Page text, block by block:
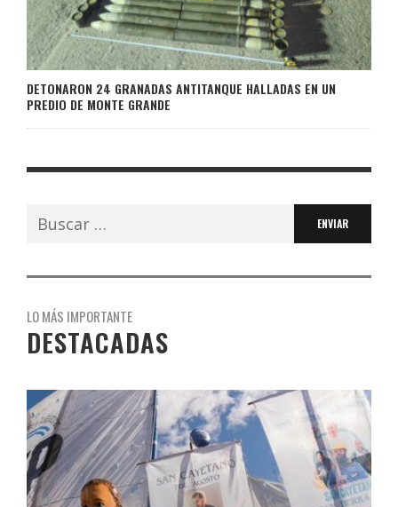
DETONARON 24 GRANADAS ANTITANQUE HALLADAS EN UN
PREDIO DE MONTE GRANDE
Buscar:
LO MÁS IMPORTANTE
DESTACADAS